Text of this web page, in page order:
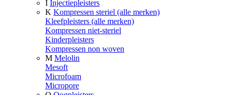
I Injectiepleisters
K Kompressen steriel (alle merken)
Kleefpleisters (alle merken)
Kompressen niet-steriel
Kinderpleisters
Kompressen non woven
M Melolin
Mesoft
Microfoam
Micropore